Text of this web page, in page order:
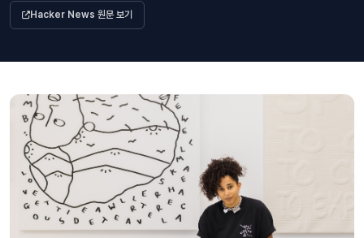
Hacker News 원문 보기